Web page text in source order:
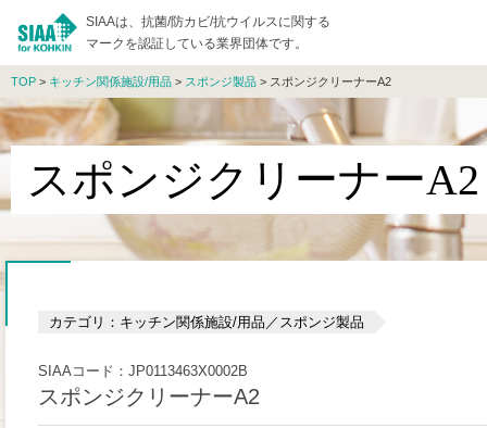
SIAAは、抗菌/防カビ/抗ウイルスに関する
マークを認証している業界団体です。
TOP > キッチン関係施設/用品 > スポンジ製品 > スポンジクリーナーA2
スポンジクリーナーA2
カテゴリ：キッチン関係施設/用品／スポンジ製品
SIAAコード：JP0113463X0002B
スポンジクリーナーA2